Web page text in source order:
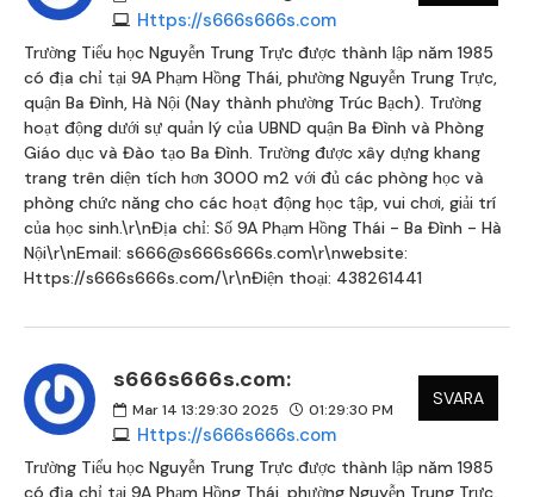
Https://s666s666s.com
Trường Tiểu học Nguyễn Trung Trực được thành lập năm 1985
có địa chỉ tại 9A Phạm Hồng Thái, phường Nguyễn Trung Trực,
quận Ba Đình, Hà Nội (Nay thành phường Trúc Bạch). Trường
hoạt động dưới sự quản lý của UBND quận Ba Đình và Phòng
Giáo dục và Đào tạo Ba Đình. Trường được xây dựng khang
trang trên diện tích hơn 3000 m2 với đủ các phòng học và
phòng chức năng cho các hoạt động học tập, vui chơi, giải trí
của học sinh.\r\nĐịa chỉ: Số 9A Phạm Hồng Thái - Ba Đình - Hà
Nội\r\nEmail: s666@s666s666s.com\r\nwebsite:
Https://s666s666s.com/\r\nĐiện thoại: 438261441
s666s666s.com:
Mar 14 13:29:30 2025 01:29:30 PM
Https://s666s666s.com
SVARA
Trường Tiểu học Nguyễn Trung Trực được thành lập năm 1985
có địa chỉ tại 9A Phạm Hồng Thái, phường Nguyễn Trung Trực,